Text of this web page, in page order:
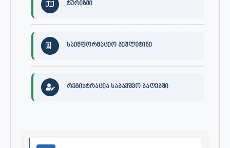
ტურიზმი
საინფორმაციო ბიულეტინი
რეგისტრაცია საბავშვო ბაღებში